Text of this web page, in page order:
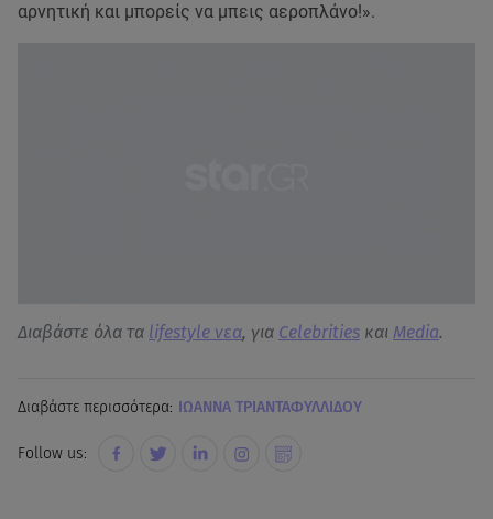
αρνητική και μπορείς να μπεις αεροπλάνο!».
Διαβάστε όλα τα lifestyle νεα, για Celebrities και Media.
Διαβάστε περισσότερα: ΙΩΑΝΝΑ ΤΡΙΑΝΤΑΦΥΛΛΙΔΟΥ
Follow us: